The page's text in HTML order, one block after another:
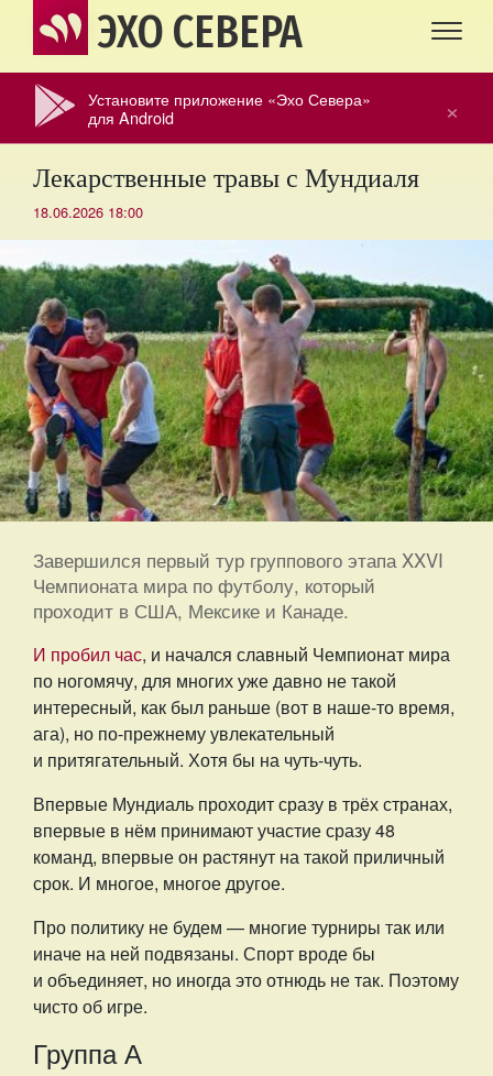
ЭХО СЕВЕРА
×
Установите приложение «Эхо Севера»
для Android
Лекарственные травы с Мундиаля
18.06.2026 18:00
Завершился первый тур группового этапа XXVI
Чемпионата мира по футболу, который
проходит в США, Мексике и Канаде.
И пробил час, и начался славный Чемпионат мира
по ногомячу, для многих уже давно не такой
интересный, как был раньше (вот в наше-то время,
ага), но по-прежнему увлекательный
и притягательный. Хотя бы на чуть-чуть.
Впервые Мундиаль проходит сразу в трёх странах,
впервые в нём принимают участие сразу 48
команд, впервые он растянут на такой приличный
срок. И многое, многое другое.
Про политику не будем — многие турниры так или
иначе на ней подвязаны. Спорт вроде бы
и объединяет, но иногда это отнюдь не так. Поэтому
чисто об игре.
Группа А